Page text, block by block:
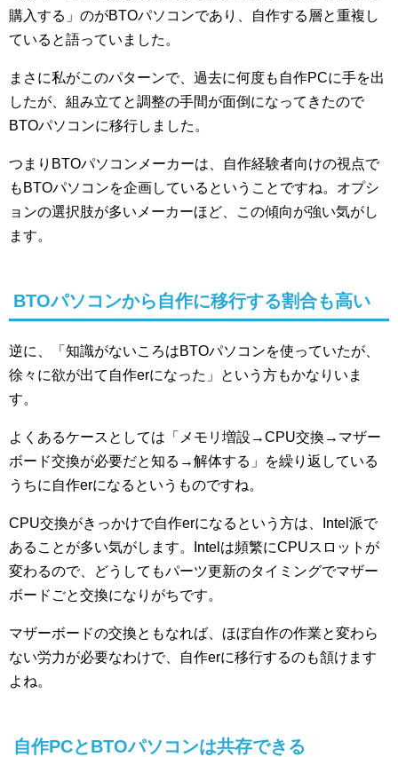
購入する」のがBTOパソコンであり、自作する層と重複し
ていると語っていました。
まさに私がこのパターンで、過去に何度も自作PCに手を出
したが、組み立てと調整の手間が面倒になってきたので
BTOパソコンに移行しました。
つまりBTOパソコンメーカーは、自作経験者向けの視点で
もBTOパソコンを企画しているということですね。オプシ
ョンの選択肢が多いメーカーほど、この傾向が強い気がし
ます。
BTOパソコンから自作に移行する割合も高い
逆に、「知識がないころはBTOパソコンを使っていたが、
徐々に欲が出て自作erになった」という方もかなりいま
す。
よくあるケースとしては「メモリ増設→CPU交換→マザー
ボード交換が必要だと知る→解体する」を繰り返している
うちに自作erになるというものですね。
CPU交換がきっかけで自作erになるという方は、Intel派で
あることが多い気がします。Intelは頻繁にCPUスロットが
変わるので、どうしてもパーツ更新のタイミングでマザー
ボードごと交換になりがちです。
マザーボードの交換ともなれば、ほぼ自作の作業と変わら
ない労力が必要なわけで、自作erに移行するのも頷けます
よね。
自作PCとBTOパソコンは共存できる